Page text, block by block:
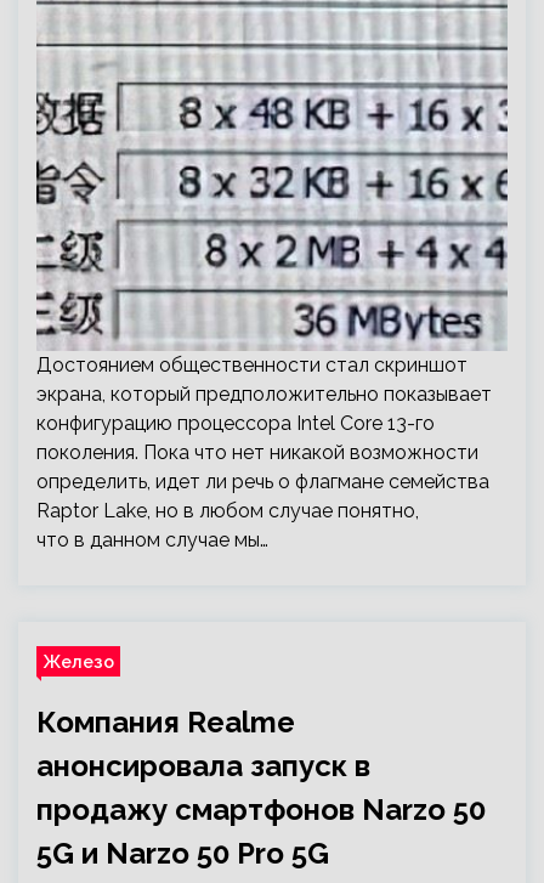
Достоянием общественности стал скриншот
экрана, который предположительно показывает
конфигурацию процессора Intel Core 13-го
поколения. Пока что нет никакой возможности
определить, идет ли речь о флагмане семейства
Raptor Lake, но в любом случае понятно,
что в данном случае мы…
Железо
Компания Realme
анонсировала запуск в
продажу смартфонов Narzo 50
5G и Narzo 50 Pro 5G